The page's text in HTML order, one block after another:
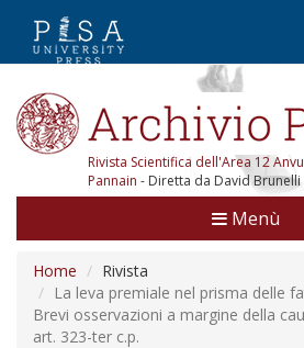
Rivista Scientifica dell'Area 12
Pannain - Diretta da David Brunelli
Menù
Home
Rivista
La leva premiale nel prisma delle
Brevi osservazioni a margine della
art. 323-ter c.p.